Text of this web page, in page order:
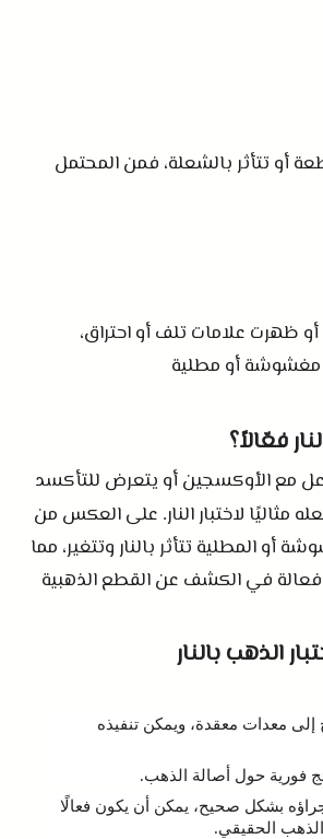
أو تتأثر بالشعلة، فمن المحتمل
أو ظهرت علامات تلف أو احتراق،
مغشوشة أو مطلية
فعّالاً؟
مع الأوكسجين أو يتعرض للتأكسد
لاختبار النار. على العكس من
أو المطلية تتأثر بالنار وتتغير، مما
في الكشف عن القطع الذهبية
الذهب بالنار
إلى معدات معقدة، ويمكن تنفيذه
فورية حول أصالة الذهب.
بشكل صحيح، يمكن أن يكون فعالًا
الحقيقي.